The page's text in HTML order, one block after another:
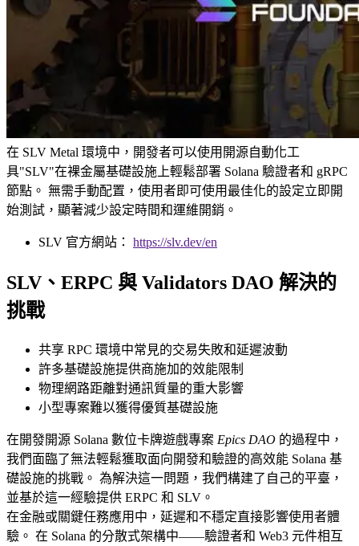
在 SLV Metal 環境中，開發者可以使用開源自動化工
具"SLV"在裸金屬基礎設施上輕鬆部署 Solana 驗證者和 gRPC
節點。 無需手動配置，使用者即可使用最佳化的設定立即開
始測試，顯著減少設定時間和運維開銷。
SLV 官方網站： https://slv.dev/en
SLV、ERPC 與 Validators DAO 解決的
挑戰
共享 RPC 環境中常見的交易失敗和延遲波動
許多基礎設施提供商施加的效能限制
物理網路距離對通訊質量的重大影響
小型專案難以獲得優質基礎設施
在開發開源 Solana 數位卡牌遊戲專案 Epics DAO 的過程中，
我們面臨了無法輕鬆獲取面向開發和驗證的高效能 Solana 基
礎設施的挑戰。 為解決這一問題，我們構建了自己的平臺，
並基於這一經驗提供 ERPC 和 SLV。
在金融或關鍵任務應用中，延遲和不穩定直接影響使用者體
驗。 在 Solana 的分散式架構中——驗證者和 Web3 元件相互